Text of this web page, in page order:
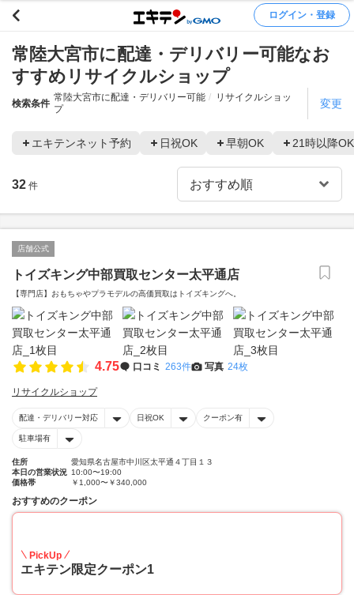
ログイン・登録
常陸大宮市に配達・デリバリー可能なお
すすめリサイクルショップ
検索条件
常陸大宮市に配達・デリバリー可能
リサイクルショッ
プ
変更
エキテンネット予約 日祝OK 早朝OK 21時以降OK
32 件
店舗公式
トイズキング中部買取センター太平通店
【専門店】おもちゃやプラモデルの高価買取はトイズキングへ。‎
4.75 口コミ 263件 写真 24枚
リサイクルショップ
配達・デリバリー対応 日祝OK クーポン有
駐車場有
住所
愛知県名古屋市中川区太平通４丁目１３
本日の営業状況 10:00〜19:00
価格帯
￥1,000〜￥340,000
おすすめのクーポン
PickUp
エキテン限定クーポン1